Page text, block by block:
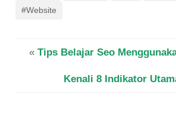
#Website
« Tips Belajar Seo
Kenali 8 Indikator